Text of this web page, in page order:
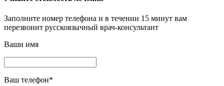
Заполните номер телефона и в течении 15 минут вам
перезвонит русскоязычный врач-консультант
Ваши имя
Ваш телефон*